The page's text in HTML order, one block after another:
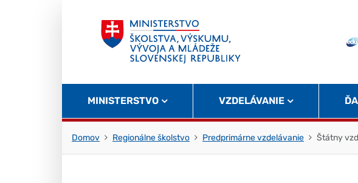
MINISTERSTVO VZDELÁVANIE
Domov Regionálne školstvo Predprimárne vzdelávanie Štátny